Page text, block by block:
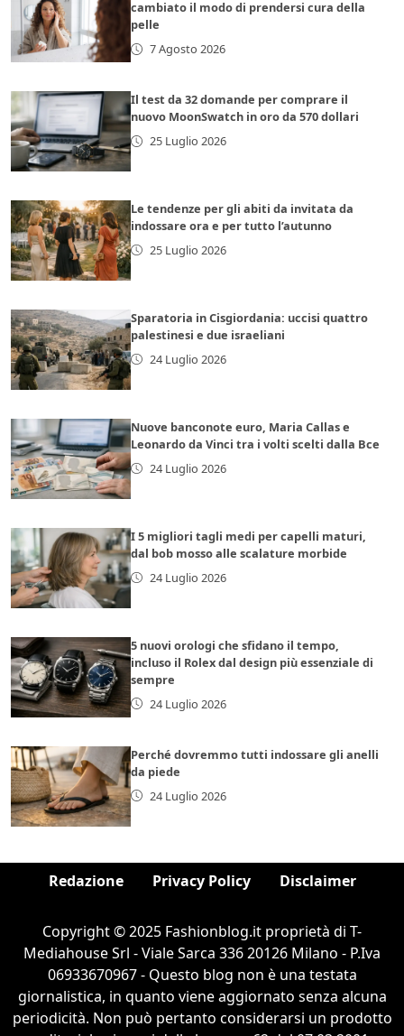
cambiato il modo di prendersi cura della
pelle
7 Agosto 2026
Il test da 32 domande per comprare il
nuovo MoonSwatch in oro da 570 dollari
25 Luglio 2026
Le tendenze per gli abiti da invitata da
indossare ora e per tutto l’autunno
25 Luglio 2026
Sparatoria in Cisgiordania: uccisi quattro
palestinesi e due israeliani
24 Luglio 2026
Nuove banconote euro, Maria Callas e
Leonardo da Vinci tra i volti scelti dalla Bce
24 Luglio 2026
I 5 migliori tagli medi per capelli maturi,
dal bob mosso alle scalature morbide
24 Luglio 2026
5 nuovi orologi che sfidano il tempo,
incluso il Rolex dal design più essenziale di
sempre
24 Luglio 2026
Perché dovremmo tutti indossare gli anelli
da piede
24 Luglio 2026
Redazione Privacy Policy Disclaimer
Copyright © 2025 Fashionblog.it proprietà di T-
Mediahouse Srl - Viale Sarca 336 20126 Milano - P.Iva
06933670967 - Questo blog non è una testata
giornalistica, in quanto viene aggiornato senza alcuna
periodicità. Non può pertanto considerarsi un prodotto